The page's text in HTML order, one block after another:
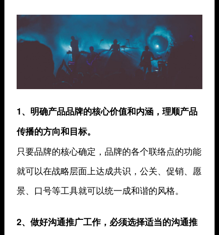
1、明确产品品牌的核心价值和内涵，理顺产品
传播的方向和目标。
只要品牌的核心确定，品牌的各个联络点的功能
就可以在战略层面上达成共识，公关、促销、愿
景、口号等工具就可以统一成和谐的风格。
2、做好沟通推广工作，必须选择适当的沟通推